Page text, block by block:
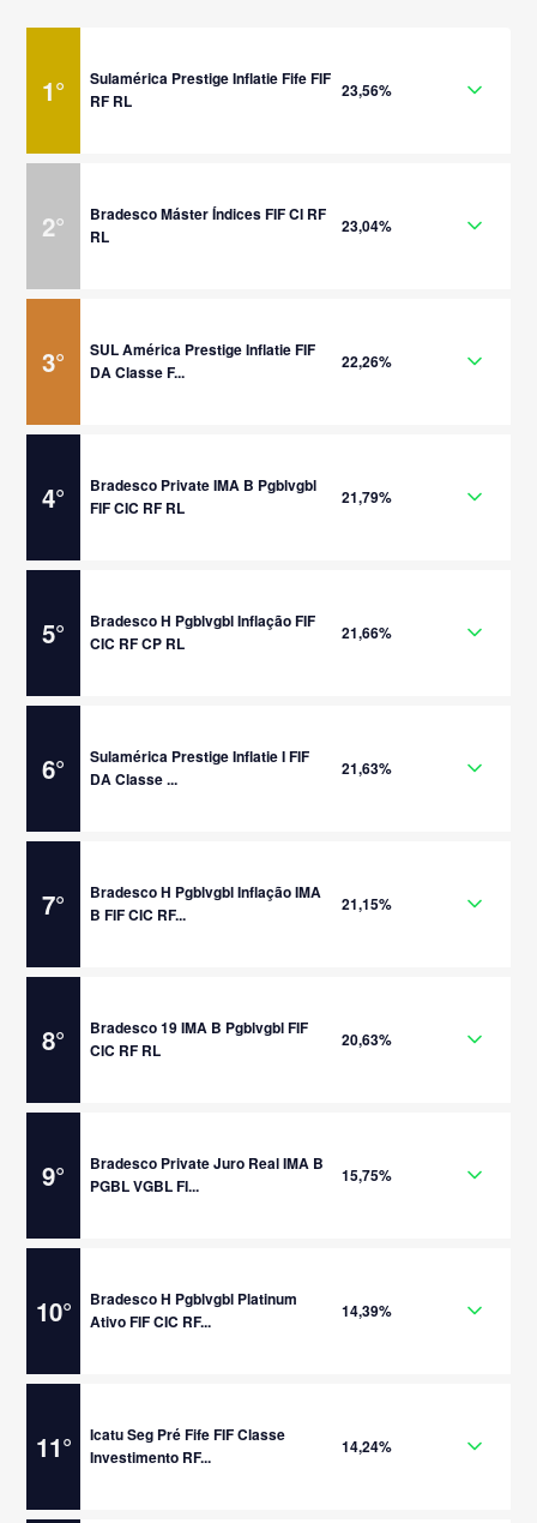
1°
Sulamérica Prestige Inflatie Fife FIF
RF RL
23,56%
2°
Bradesco Máster Índices FIF CI RF
RL
23,04%
3°
SUL América Prestige Inflatie FIF
DA Classe F...
22,26%
4°
Bradesco Private IMA B Pgblvgbl
FIF CIC RF RL
21,79%
5°
Bradesco H Pgblvgbl Inflação FIF
CIC RF CP RL
21,66%
6°
Sulamérica Prestige Inflatie I FIF
DA Classe ...
21,63%
7°
Bradesco H Pgblvgbl Inflação IMA
B FIF CIC RF...
21,15%
8°
Bradesco 19 IMA B Pgblvgbl FIF
CIC RF RL
20,63%
9°
Bradesco Private Juro Real IMA B
PGBL VGBL FI...
15,75%
10°
Bradesco H Pgblvgbl Platinum
Ativo FIF CIC RF...
14,39%
11°
Icatu Seg Pré Fife FIF Classe
Investimento RF...
14,24%